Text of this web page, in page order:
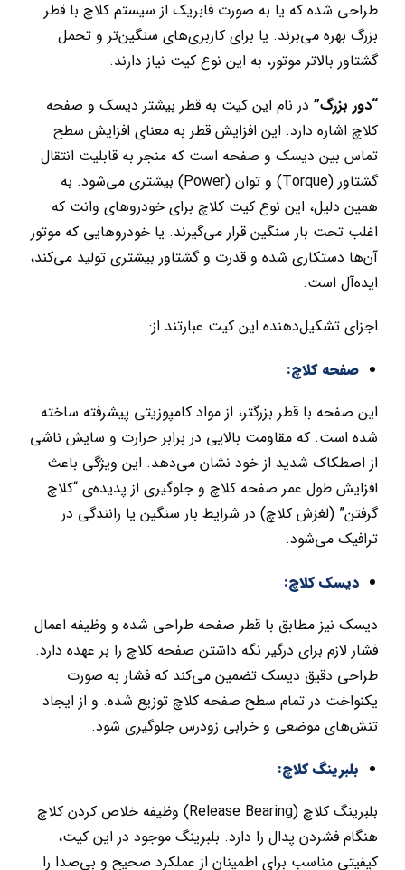
طراحی شده که یا به صورت فابریک از سیستم کلاچ با قطر
بزرگ بهره می‌برند. یا برای کاربری‌های سنگین‌تر و تحمل
گشتاور بالاتر موتور، به این نوع کیت نیاز دارند.
“دور بزرگ”در نام این کیت به قطر بیشتر دیسک و صفحه
کلاچ اشاره دارد. این افزایش قطر به معنای افزایش سطح
تماس بین دیسک و صفحه است که منجر به قابلیت انتقال
گشتاور (Torque) و توان (Power) بیشتری می‌شود. به
همین دلیل، این نوع کیت کلاچ برای خودروهای وانت که
اغلب تحت بار سنگین قرار می‌گیرند. یا خودروهایی که موتور
آن‌ها دستکاری شده و قدرت و گشتاور بیشتری تولید می‌کند،
ایده‌آل است.
اجزای تشکیل‌دهنده این کیت عبارتند از:
صفحه کلاچ:
این صفحه با قطر بزرگتر، از مواد کامپوزیتی پیشرفته ساخته
شده است. که مقاومت بالایی در برابر حرارت و سایش ناشی
از اصطکاک شدید از خود نشان می‌دهد. این ویژگی باعث
افزایش طول عمر صفحه کلاچ و جلوگیری از پدیده‌ی “کلاچ
گرفتن” (لغزش کلاچ) در شرایط بار سنگین یا رانندگی در
ترافیک می‌شود.
دیسک کلاچ:
دیسک نیز مطابق با قطر صفحه طراحی شده و وظیفه اعمال
فشار لازم برای درگیر نگه داشتن صفحه کلاچ را بر عهده دارد.
طراحی دقیق دیسک تضمین می‌کند که فشار به صورت
یکنواخت در تمام سطح صفحه کلاچ توزیع شده. و از ایجاد
تنش‌های موضعی و خرابی زودرس جلوگیری شود.
بلبرینگ کلاچ:
بلبرینگ کلاچ (Release Bearing) وظیفه خلاص کردن کلاچ
هنگام فشردن پدال را دارد. بلبرینگ موجود در این کیت،
کیفیتی مناسب برای اطمینان از عملکرد صحیح و بی‌صدا را